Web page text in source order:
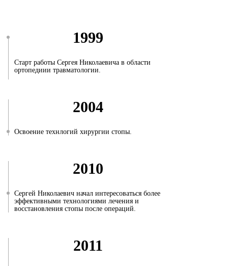
1999
Старт работы Сергея Николаевича в области
ортопедиии травматологии.
2004
Освоение технлогий хирургии стопы.
2010
Сергей Николаевич начал интересоваться более
эффективными технологиями лечения и
восстановления стопы после операций.
2011